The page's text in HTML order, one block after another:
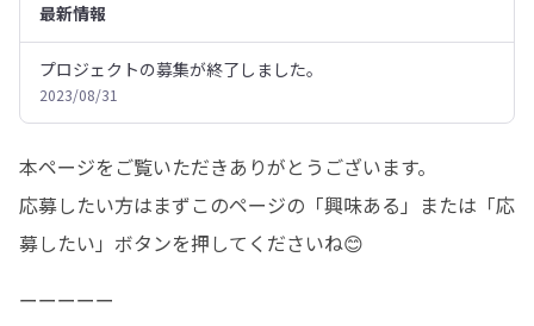
最新情報
プロジェクトの募集が終了しました。
2023/08/31
本ページをご覧いただきありがとうございます。
応募したい方はまずこのページの「興味ある」または「応
募したい」ボタンを押してくださいね😊
ーーーーー